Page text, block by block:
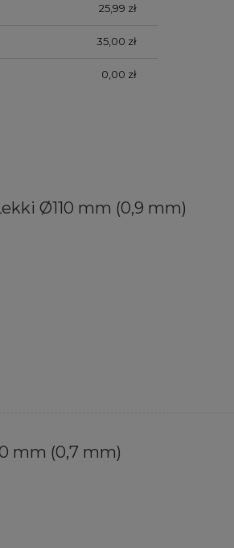
25,99 zł
35,00 zł
0,00 zł
Ø110 mm (0,9 mm)
mm (0,7 mm)